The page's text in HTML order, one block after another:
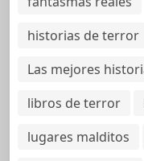
historias de terror
Las mejores
libros de terror
lugares malditos